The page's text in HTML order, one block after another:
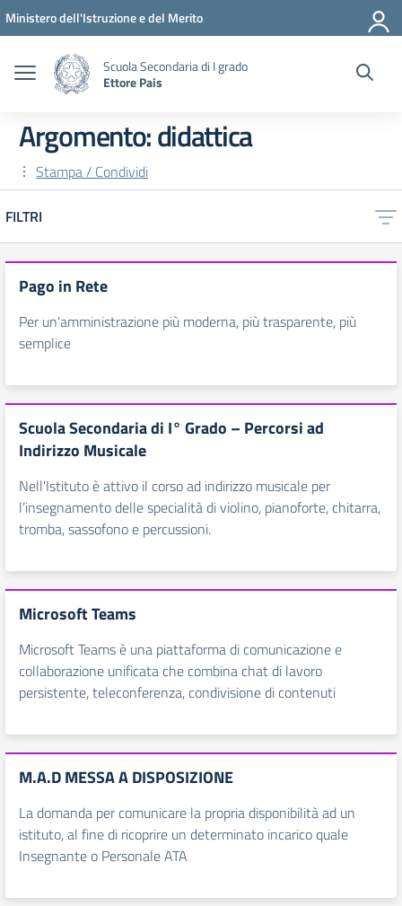
Vai ai contenuti
Vai al menu di navigazione
Vai al footer
Ministero dell'Istruzione e del Merito
Scuola Secondaria di I grado
Ettore Pais
Argomento: didattica
Stampa / Condividi
FILTRI
Pago in Rete
Per un'amministrazione più moderna, più trasparente, più
semplice
Scuola Secondaria di I° Grado – Percorsi ad
Indirizzo Musicale
Nell’Istituto è attivo il corso ad indirizzo musicale per
l’insegnamento delle specialità di violino, pianoforte, chitarra,
tromba, sassofono e percussioni.
Microsoft Teams
Microsoft Teams è una piattaforma di comunicazione e
collaborazione unificata che combina chat di lavoro
persistente, teleconferenza, condivisione di contenuti
M.A.D MESSA A DISPOSIZIONE
La domanda per comunicare la propria disponibilità ad un
istituto, al fine di ricoprire un determinato incarico quale
Insegnante o Personale ATA